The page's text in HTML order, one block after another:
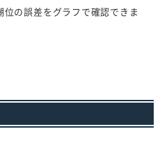
の誤差をグラフで確認できま